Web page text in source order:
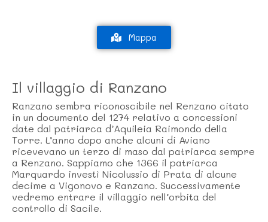
Mappa
Il villaggio di Ranzano
Ranzano sembra riconoscibile nel Renzano citato
in un documento del 1274 relativo a concessioni
date dal patriarca d’Aquileia Raimondo della
Torre. L’anno dopo anche alcuni di Aviano
ricevevano un terzo di maso dal patriarca sempre
a Renzano. Sappiamo che 1366 il patriarca
Marquardo investì Nicolussio di Prata di alcune
decime a Vigonovo e Ranzano. Successivamente
vedremo entrare il villaggio nell’orbita del
controllo di Sacile.